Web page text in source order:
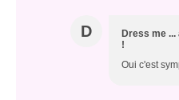
D
Dress me
!
Oui c'est